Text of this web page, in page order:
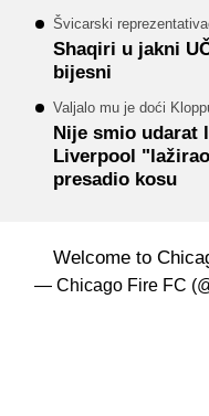
Švicarski
Shaqiri u jakni
bijesni
Valjalo mu je doći
Nije smio udarat
Liverpool
presadio kosu
Welcome to
— Chicago Fire FC